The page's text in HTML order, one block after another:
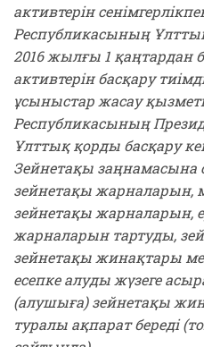
активтерін
Республикасының
2016 жылғы 1 қаңтардан
активтерін басқару
ұсыныстар жасау
Республикасының
Ұлттық қорды басқару
Зейнетақы заңнамасына
зейнетақы жарналарын,
зейнетақы жарналарын,
жарналарын тартуды,
зейнетақы жинақтары
есепке алуды жүзеге
(алушыға) зейнетақы
туралы ақпарат береді